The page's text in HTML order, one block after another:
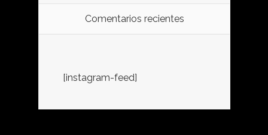
Comentarios recientes
[instagram-feed]